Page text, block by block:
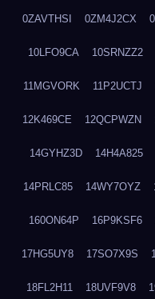
0ZAVTHSI 0ZM4J2CX
10LFO9CA 10SRNZZ2
11MGVORK 11P2UCTJ
12K469CE 12QCPWZN
14GYHZ3D 14H4A825
14PRLC85 14WY7OYZ
160ON64P 16P9KSF6
17HG5UY8 17SO7X9S
18FL2H11 18UVF9V8